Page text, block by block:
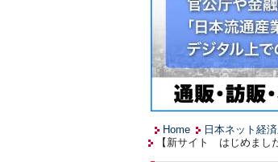
Home 日本ネット経
【新サイト はじめまし